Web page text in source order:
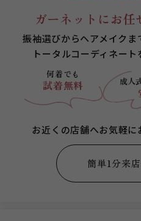
ガーネットにお任
振袖選びからヘアメイク
トータルコーディネート
何着でも
試着無料 成人
お近くの店舗へお気軽
簡単1分来